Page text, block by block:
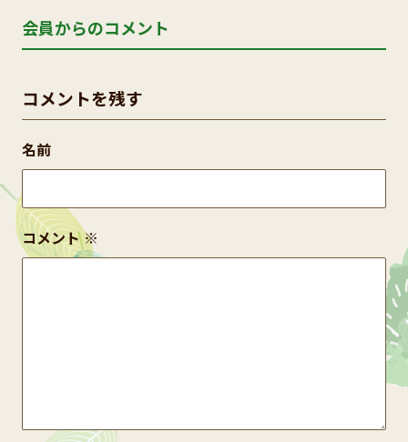
会員からのコメント
コメントを残す
コメント※
名前